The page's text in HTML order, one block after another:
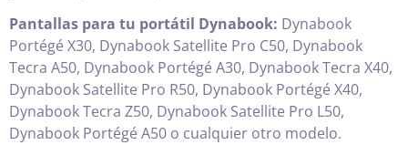
Pantallas para tu portátil Dynabook: Dynabook
Portégé X30, Dynabook Satellite Pro C50, Dynabook
Tecra A50, Dynabook Portégé A30, Dynabook Tecra X40,
Dynabook Satellite Pro R50, Dynabook Portégé X40,
Dynabook Tecra Z50, Dynabook Satellite Pro L50,
Dynabook Portégé A50 o cualquier otro modelo.